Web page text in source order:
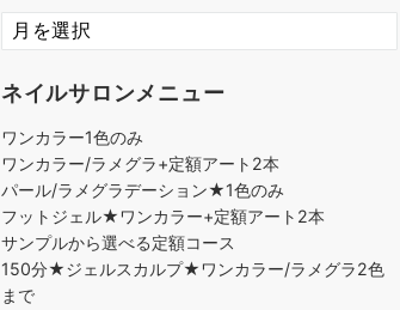
ネイルサロンメニュー
ワンカラー1色のみ
ワンカラー/ラメグラ+定額アート2本
パール/ラメグラデーション★1色のみ
フットジェル★ワンカラー+定額アート2本
サンプルから選べる定額コース
150分★ジェルスカルプ★ワンカラー/ラメグラ2色
まで